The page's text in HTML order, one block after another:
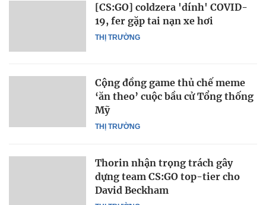
THỊ TRƯỜNG
[CS:GO] coldzera 'dính' COVID-
19, fer gặp tai nạn xe hơi
THỊ TRƯỜNG
Cộng đồng game thủ chế meme
‘ăn theo’ cuộc bầu cử Tổng thống
Mỹ
Thorin nhận trọng trách gây
dựng team CS:GO top-tier cho
David Beckham